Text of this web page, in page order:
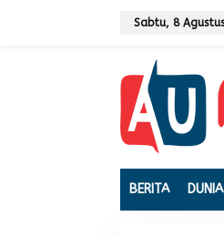
Sabtu, 8
BERITA DUNIA